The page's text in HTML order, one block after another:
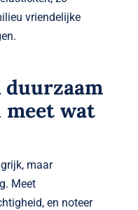
vriendelijke
duurzaam
meet wat
maar
Meet
en noteer